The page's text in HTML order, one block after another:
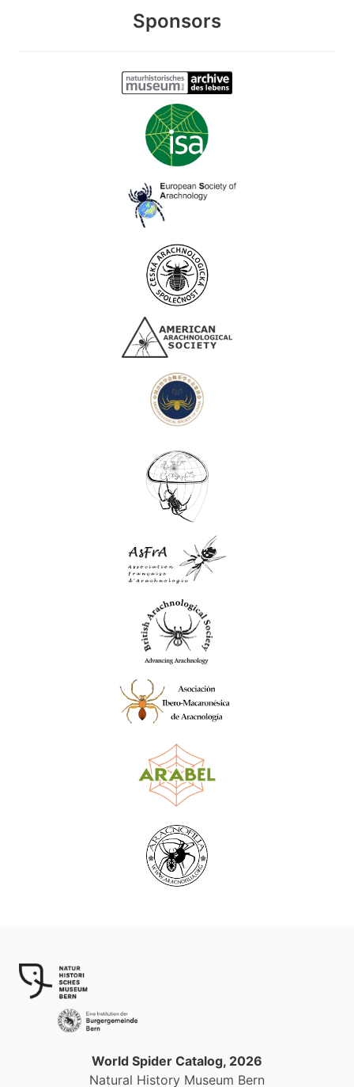
Sponsors
World Spider Catalog, 2026
Natural History Museum Bern